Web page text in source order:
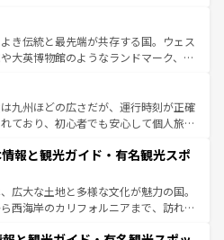
畑など、多彩な楽しみ方が可能だ。さ
域にも魅力が溢れており、どの街角に
が息づいている。パリ以外の個性あふ
どこを歩いても飽きることがない。ベ
、バイエルン州のアルプスの絶景、そ
ワイン畑といった風景は必見。ビール
体験してほしい。 なお、新着の
ンツ一覧を参照してほしい。
き伝統と最先端が共存する国。ウェス
大英博物館のようなランドマーク、歴
力がある。また、優雅なアフタヌーン
にはたまらない英国パブ、サッカー観
こそできる体験も豊富。イギリスを旅
ほしい。
九州ほどの広さだが、運行時刻が正確
ており、初心者でも安心して個人旅行
る町や、スイスならではのユニークな
プス観光だけでなく町歩きも満喫する
の所得が高いため物価も高いが、旅行
供のサービスもあり、うまく活用すれ
コンテンツ一覧を参照してほしい。
報と観光ガイド・有名観光スポ
広大な土地と多様な文化が魅力の国。
西海岸のカリフォルニアまで、訪れる